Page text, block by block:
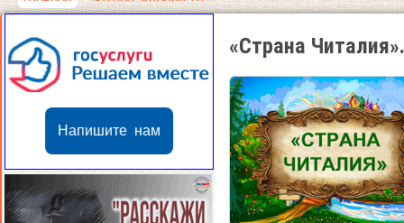
Напишите нам
«Страна